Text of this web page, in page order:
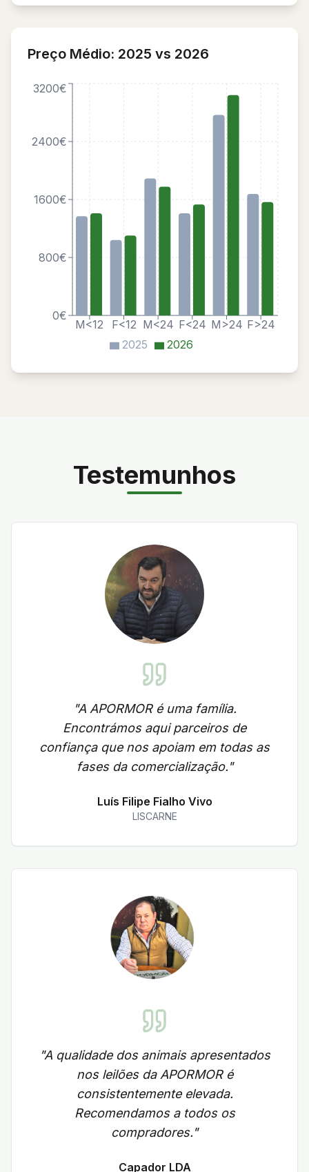
Preço Médio: 2025 vs 2026
M<12 F<12 M<24 F<24 M>24 F>24
0€
800€
1600€
2400€
3200€
2025 2026
Testemunhos
"A APORMOR é uma família.
Encontrámos aqui parceiros de
confiança que nos apoiam em todas as
fases da comercialização."
Luís Filipe Fialho Vivo
LISCARNE
"A qualidade dos animais apresentados
nos leilões da APORMOR é
consistentemente elevada.
Recomendamos a todos os
compradores."
Capador LDA